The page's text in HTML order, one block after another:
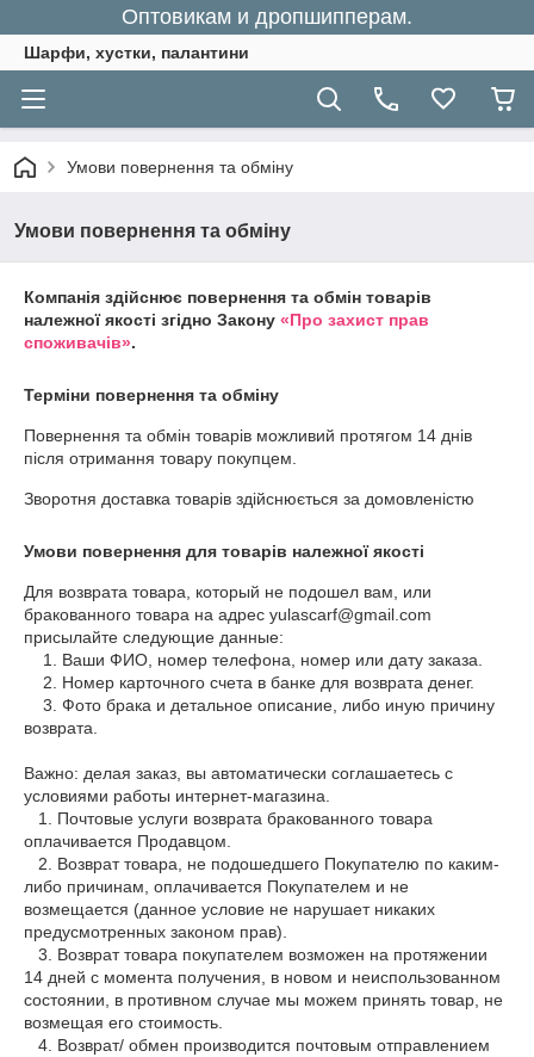
Оптовикам и дропшипперам.
Шарфи, хустки, палантини
Умови повернення та обміну
Умови повернення та обміну
Компанія здійснює повернення та обмін товарів
належної якості згідно Закону «Про захист прав
споживачів».
Терміни повернення та обміну
Повернення та обмін товарів можливий протягом 14 днів
після отримання товару покупцем.
Зворотня доставка товарів здійснюється за домовленістю
Умови повернення для товарів належної якості
Для возврата товара, который не подошел вам, или
бракованного товара на адрес yulascarf@gmail.com
присылайте следующие данные:
возврата.
Важно: делая заказ, вы автоматически соглашаетесь с
условиями работы интернет-магазина.
оплачивается Продавцом.
либо причинам, оплачивается Покупателем и не
возмещается (данное условие не нарушает никаких
предусмотренных законом прав).
14 дней с момента получения, в новом и неиспользованном
состоянии, в противном случае мы можем принять товар, не
возмещая его стоимость.